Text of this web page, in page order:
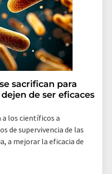
en cada correo
para anular la
correspondiente.
sacrifican para
de ser eficaces
a los científicos a
de supervivencia de las
a mejorar la eficacia de